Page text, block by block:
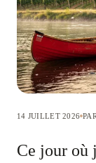
14 JUILLET 2026
Ce jour où